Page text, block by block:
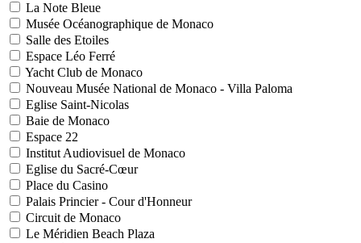
La Note Bleue
Musée Océanographique de Monaco
Salle des Etoiles
Espace Léo Ferré
Yacht Club de Monaco
Nouveau Musée National de Monaco - Villa Paloma
Eglise Saint-Nicolas
Baie de Monaco
Espace 22
Institut Audiovisuel de Monaco
Eglise du Sacré-Cœur
Place du Casino
Palais Princier - Cour d'Honneur
Circuit de Monaco
Le Méridien Beach Plaza